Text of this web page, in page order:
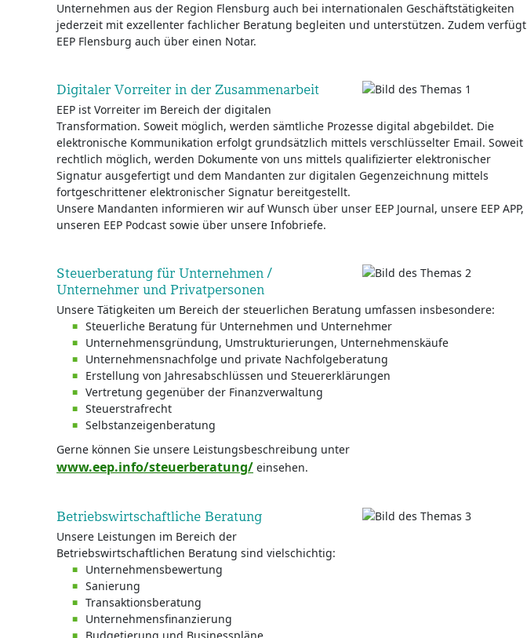
Unternehmen aus der Region Flensburg auch bei internationalen Geschäftstätigkeiten
jederzeit mit exzellenter fachlicher Beratung begleiten und unterstützen. Zudem verfügt
EEP Flensburg auch über einen Notar.
Digitaler Vorreiter in der Zusammenarbeit
EEP ist Vorreiter im Bereich der digitalen
Transformation. Soweit möglich, werden sämtliche Prozesse digital abgebildet. Die
elektronische Kommunikation erfolgt grundsätzlich mittels verschlüsselter Email. Soweit
rechtlich möglich, werden Dokumente von uns mittels qualifizierter elektronischer
Signatur ausgefertigt und dem Mandanten zur digitalen Gegenzeichnung mittels
fortgeschrittener elektronischer Signatur bereitgestellt.
Unsere Mandanten informieren wir auf Wunsch über unser EEP Journal, unsere EEP APP,
unseren EEP Podcast sowie über unsere Infobriefe.
Steuerberatung für Unternehmen /
Unternehmer und Privatpersonen
Unsere Tätigkeiten um Bereich der steuerlichen Beratung umfassen insbesondere:
Steuerliche Beratung für Unternehmen und Unternehmer
Unternehmensgründung, Umstrukturierungen, Unternehmenskäufe
Unternehmensnachfolge und private Nachfolgeberatung
Erstellung von Jahresabschlüssen und Steuererklärungen
Vertretung gegenüber der Finanzverwaltung
Steuerstrafrecht
Selbstanzeigenberatung
Gerne können Sie unsere Leistungsbeschreibung unter
www.eep.info/steuerberatung/ einsehen.
Betriebswirtschaftliche Beratung
Unsere Leistungen im Bereich der
Betriebswirtschaftlichen Beratung sind vielschichtig:
Unternehmensbewertung
Sanierung
Transaktionsberatung
Unternehmensfinanzierung